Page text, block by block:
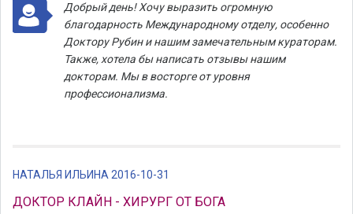
Добрый день! Хочу выразить огромную
благодарность Международному отделу, особенно
Доктору Рубин и нашим замечательным кураторам.
Также, хотела бы написать отзывы нашим
докторам. Мы в восторге от уровня
профессионализма.
НАТАЛЬЯ ИЛЬИНА 2016-10-31
ДОКТОР КЛАЙН - ХИРУРГ ОТ БОГА